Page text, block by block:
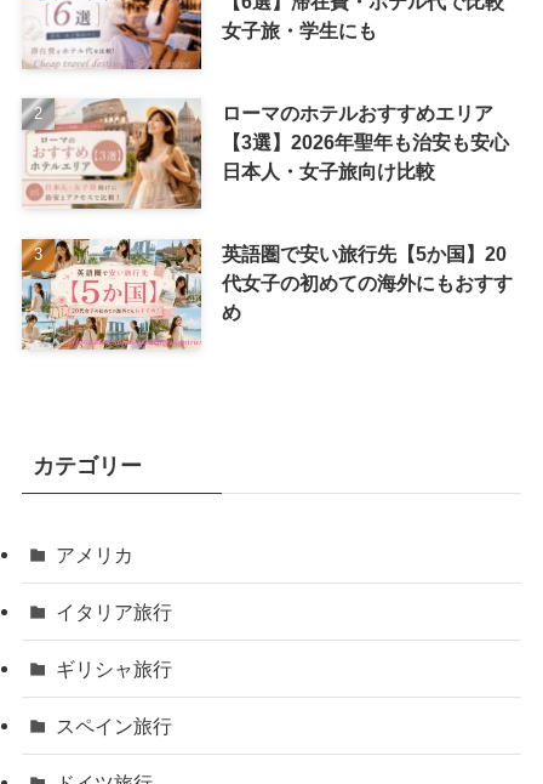
女子旅・学生にも
ローマのホテルおすすめエリア
【3選】2026年聖年も治安も安心
日本人・女子旅向け比較
英語圏で安い旅行先【5か国】20
代女子の初めての海外にもおすす
め
カテゴリー
アメリカ
イタリア旅行
ギリシャ旅行
スペイン旅行